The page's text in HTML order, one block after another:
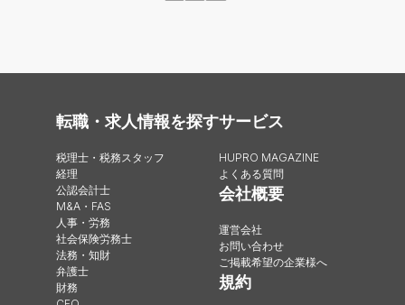
転職・求人情報を探す
税理士・税務スタッフ
経理
公認会計士
M&A・FAS
人事・労務
社会保険労務士
法務・知財
弁護士
財務
サービス
HUPRO MAGAZINE
よくある質問
会社概要
運営会社
お問い合わせ
ご掲載希望の企業様へ
規約